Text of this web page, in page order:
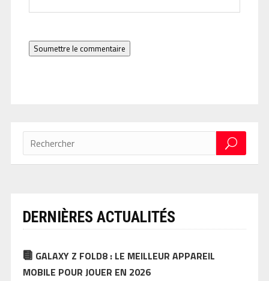
Soumettre le commentaire
DERNIÈRES ACTUALITÉS
GALAXY Z FOLD8 : LE MEILLEUR APPAREIL
MOBILE POUR JOUER EN 2026